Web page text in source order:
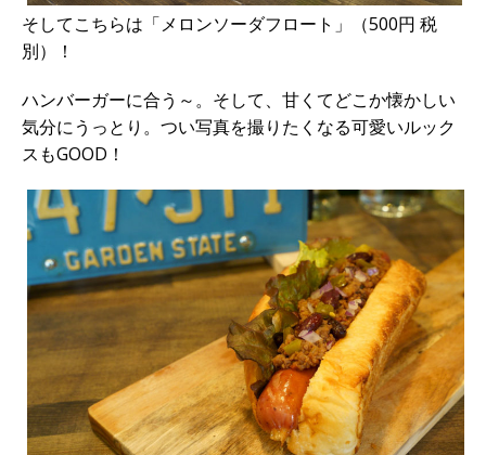
そしてこちらは「メロンソーダフロート」（500円 税
別）！
ハンバーガーに合う～。そして、甘くてどこか懐かしい
気分にうっとり。つい写真を撮りたくなる可愛いルック
スもGOOD！